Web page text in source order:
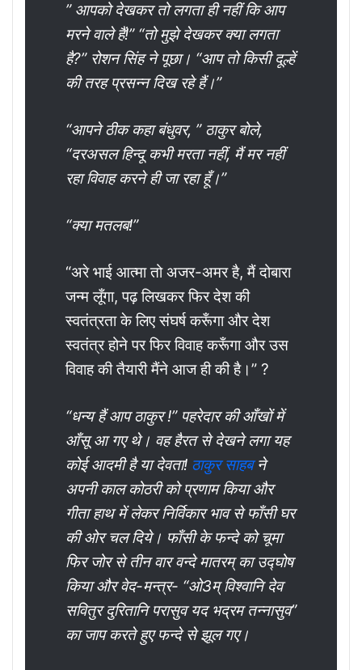
” आपको देखकर तो लगता ही नहीं कि आप
मरने वाले हैं!” “तो मुझे देखकर क्या लगता
है?” रोशन सिंह ने पूछा। “आप तो किसी दूल्हें
की तरह प्रसन्न दिख रहे हैं।”
“आपने ठीक कहा बंधुवर, ” ठाकुर बोले,
“दरअसल हिन्दू कभी मरता नहीं, मैं मर नहीं
रहा विवाह करने ही जा रहा हूँ।”
“क्या मतलब!”
“अरे भाई आत्मा तो अजर-अमर है, मैं दोबारा
जन्म लूँगा, पढ़ लिखकर फिर देश की
स्वतंत्रता के लिए संघर्ष करूँगा और देश
स्वतंत्र होने पर फिर विवाह करूँगा और उस
विवाह की तैयारी मैंने आज ही की है।” ?
“धन्य हैं आप ठाकुर !” पहरेदार की आँखों में
आँसू आ गए थे। वह हैरत से देखने लगा यह
कोई आदमी है या देवता! ठाकुर साहबने
अपनी काल कोठरी को प्रणाम किया और
गीता हाथ में लेकर निर्विकार भाव से फाँसी घर
की ओर चल दिये। फाँसी के फन्दे को चूमा
फिर जोर से तीन वार वन्दे मातरम् का उद्घोष
किया और वेद-मन्त्र- “ओ3म् विश्वानि देव
सवितुर दुरितानि परासुव यद भद्रम तन्नासुव”
का जाप करते हुए फन्दे से झूल गए।